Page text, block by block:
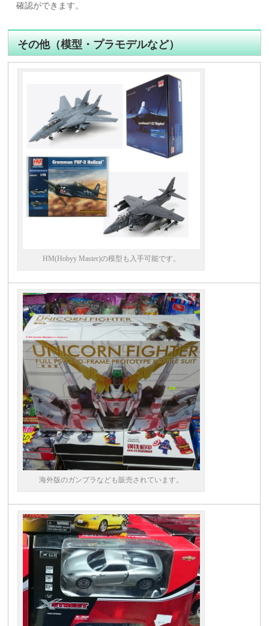
確認ができます。
その他（模型・プラモデルなど）
HM(Hobyy Master)の模型も入手可能です。
海外版のガンプラなども販売されています。